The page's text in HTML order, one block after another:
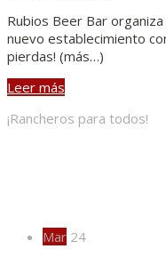
Rubios Beer Bar
nuevo establecimiento
pierdas! (más…)
Leer más
¡Rancheros para todos!
Mar 24